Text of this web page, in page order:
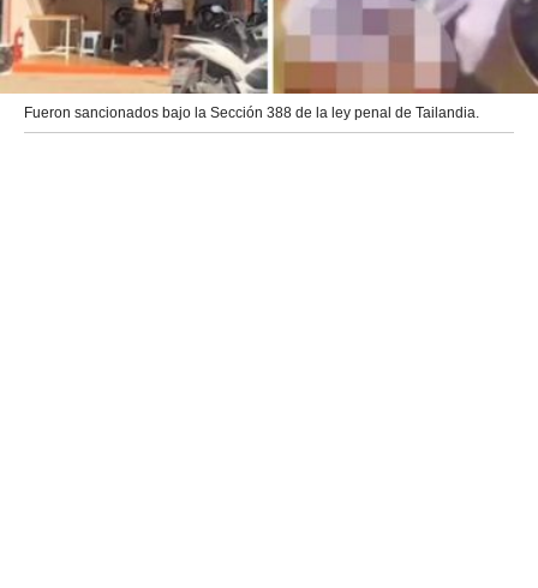
Fueron sancionados bajo la Sección 388 de la ley penal de Tailandia.